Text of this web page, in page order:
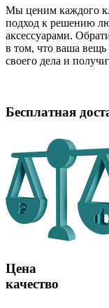
Мы ценим каждого
подход к решению
аксессуарами.
в том, что ваша вещь
своего дела и
Бесплатная
Цена
качество